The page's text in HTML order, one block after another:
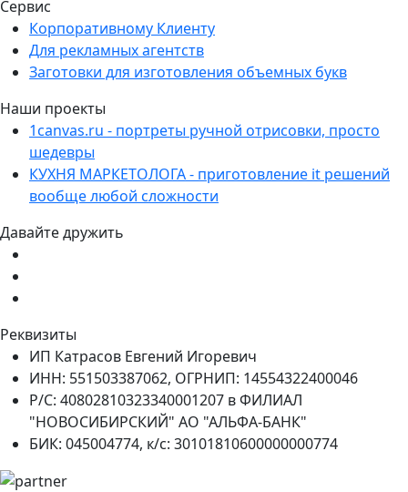
Сервис
Корпоративному Клиенту
Для рекламных агентств
Заготовки для изготовления объемных букв
Наши проекты
1canvas.ru - портреты ручной отрисовки, просто
шедевры
КУХНЯ МАРКЕТОЛОГА - приготовление it решений
вообще любой сложности
Давайте дружить
Реквизиты
ИП Катрасов Евгений Игоревич
ИНН: 551503387062, ОГРНИП: 14554322400046
Р/С: 40802810323340001207 в ФИЛИАЛ
"НОВОСИБИРСКИЙ" АО "АЛЬФА-БАНК"
БИК: 045004774, к/с: 30101810600000000774